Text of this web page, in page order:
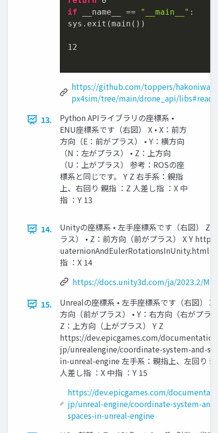
if __name__ == "__main__" :
sys.exit(main())
12
https://github.com/toppers/hakoniwa-
px4sim/tree/main/drone_api/
13.
Python APIライブラリの座標系 •
ENU座標系です（右図） X • X：前方
方向（E：前がプラス） • Y：横方向
（N：左がプラス） • Z：上方向
（U：上がプラス） 参考：ROSの座
標系と同じです。 Y Z 右手系：親指
上、右回り 親指 ：Z 人差し指 ：X 中
指 ：Y 13
14.
Unityの座標系 • 左手座標系です（右図） Z
ラス） • Z：前方向（前がプラス） X Y
uaternionAndEulerRotationsInUnity.html
指 ：X 14
https://docs.unity3d.com/ja/2023.2/
15.
Unrealの座標系 • 左手座標系です（右図） X
方向（前がプラス） • Y：右方向（右がプラ
Z：上方向（上がプラス） Y Z
https://dev.epicgames.com/
jp/unrealengine/coordinate-system-and-
in-unreal-engine 左手系：親指上、左回り
人差し指 ：X 中指 ：Y 15
https://dev.epicgames.com/
jp/unreal-engine/coordinate-system-and-
spaces-in-unreal-engine